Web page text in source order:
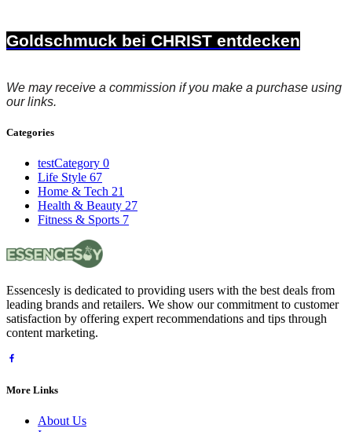
Goldschmuck bei CHRIST entdecken
We may receive a commission if you make a purchase using
our links.
Categories
testCategory 0
Life Style 67
Home & Tech 21
Health & Beauty 27
Fitness & Sports 7
Essencesly is dedicated to providing users with the best deals from
leading brands and retailers. We show our commitment to customer
satisfaction by offering expert recommendations and tips through
content marketing.
More Links
About Us